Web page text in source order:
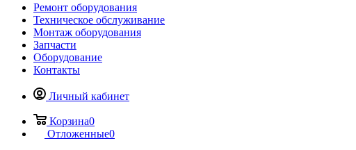
Ремонт оборудования
Техническое обслуживание
Монтаж оборудования
Запчасти
Оборудование
Контакты
Личный кабинет
Корзина0
Отложенные0